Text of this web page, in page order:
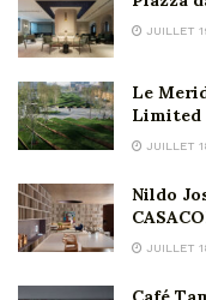
JUILLET
Le
Limited
JUILLET
Nildo
JUILLET